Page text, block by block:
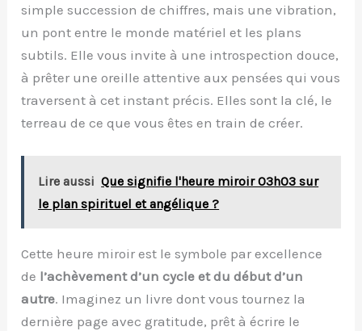
simple succession de chiffres, mais une vibration,
un pont entre le monde matériel et les plans
subtils. Elle vous invite à une introspection douce,
à prêter une oreille attentive aux pensées qui vous
traversent à cet instant précis. Elles sont la clé, le
terreau de ce que vous êtes en train de créer.
Lire aussi Que signifie l'heure miroir 03h03 sur
le plan spirituel et angélique ?
Cette heure miroir est le symbole par excellence
de l’achèvement d’un cycle et du début d’un
autre. Imaginez un livre dont vous tournez la
dernière page avec gratitude, prêt à écrire le